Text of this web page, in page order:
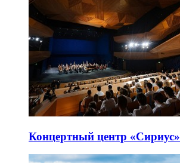
Концертный центр «Сириус»